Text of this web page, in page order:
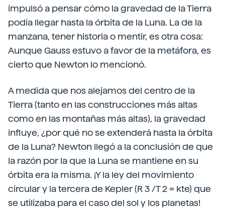
impulsó a pensar cómo la gravedad de la Tierra
podía llegar hasta la órbita de la Luna. La de la
manzana, tener historia o mentir, es otra cosa:
Aunque Gauss estuvo a favor de la metáfora, es
cierto que Newton lo mencionó.
A medida que nos alejamos del centro de la
Tierra (tanto en las construcciones más altas
como en las montañas más altas), la gravedad
influye, ¿por qué no se extenderá hasta la órbita
de la Luna? Newton llegó a la conclusión de que
la razón por la que la Luna se mantiene en su
órbita era la misma. ¡Y la ley del movimiento
circular y la tercera de Kepler (R 3 /T 2 = kte) que
se utilizaba para el caso del sol y los planetas!